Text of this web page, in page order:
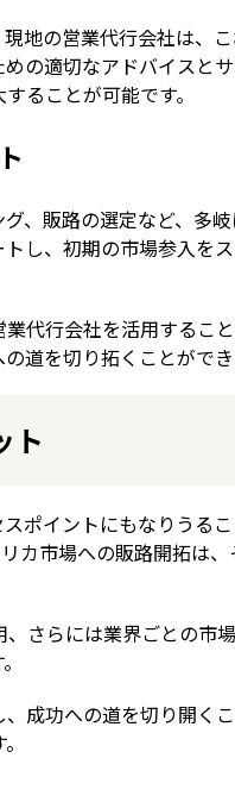
地の営業代行会社は、
の適切なアドバイスとサ
ることが可能です。
、販路の選定など、多
し、初期の市場参入を
代行会社を活用するこ
道を切り拓くことができ
ト
ポイントにもなりうる
カ市場への販路開拓は
さらには業界ごとの市
成功への道を切り開く